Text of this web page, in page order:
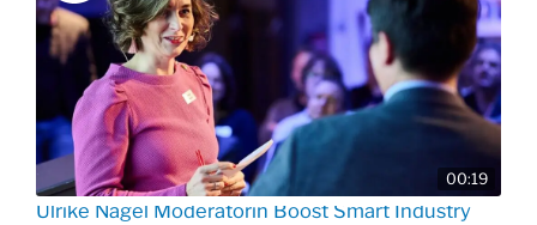
00:19
Ulrike Nagel Moderatorin Boost Smart Industry